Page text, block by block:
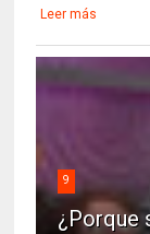
Leer más
9
¿Porque